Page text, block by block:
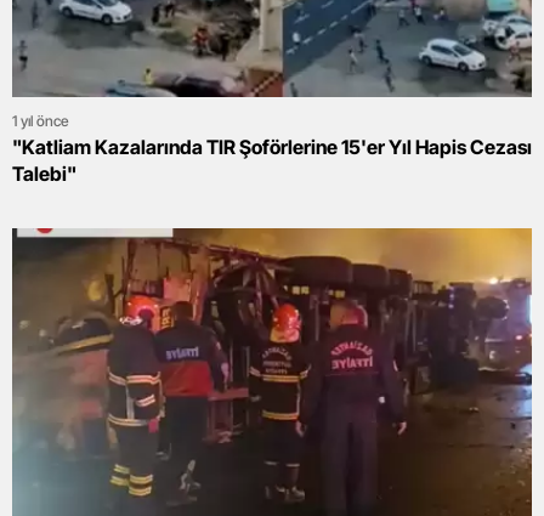
1 yıl önce
"Katliam Kazalarında TIR Şoförlerine 15'er Yıl Hapis Cezası
Talebi"